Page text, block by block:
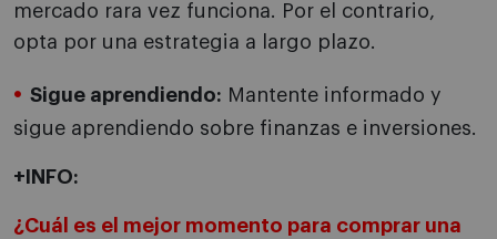
mercado rara vez funciona. Por el contrario,
opta por una estrategia a largo plazo.
Sigue aprendiendo: Mantente informado y
sigue aprendiendo sobre finanzas e inversiones.
+INFO:
¿Cuál es el mejor momento para comprar una